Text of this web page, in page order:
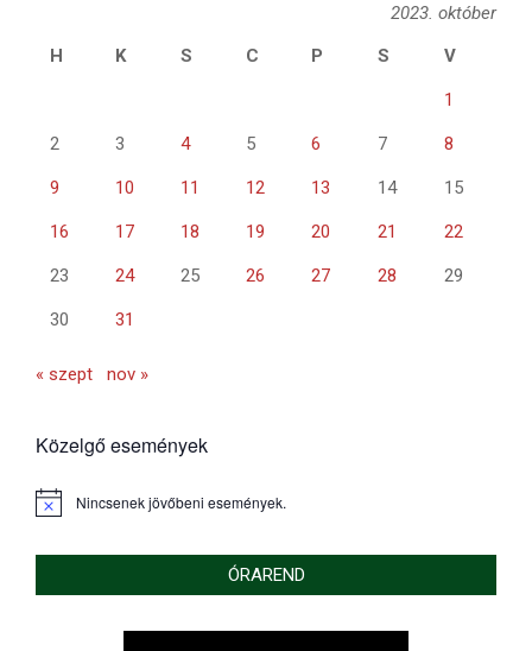
2023. október
H
K S C P S V
1
2 3 4 5 6 7 8
9 10 11 12 13 14 15
16 17 18 19 20 21 22
23 24 25 26 27 28 29
30 31
« szept nov »
Közelgő események
Notice Nincsenek jövőbeni események.
ÓRAREND